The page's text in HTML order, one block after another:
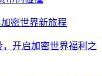
密世界新旅程
开启加密世界福利之